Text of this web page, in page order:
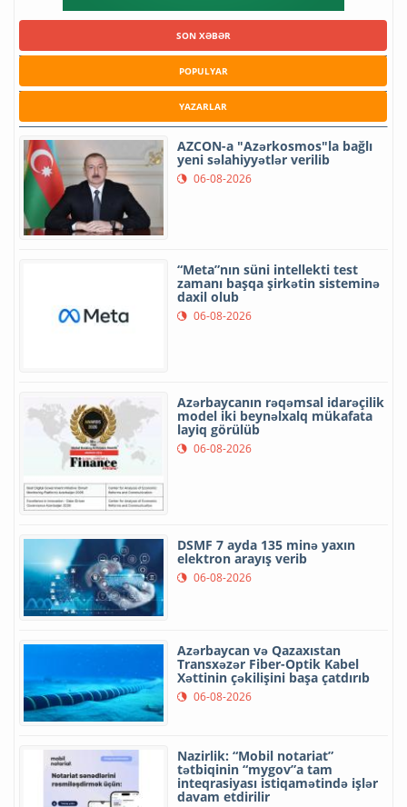
SON XƏBƏR
POPULYAR
YAZARLAR
AZCON-a "Azərkosmos"la bağlı
yeni səlahiyyətlər verilib
06-08-2026
“Meta”nın süni intellekti test
zamanı başqa şirkətin sisteminə
daxil olub
06-08-2026
Azərbaycanın rəqəmsal idarəçilik
model iki beynəlxalq mükafata
layiq görülüb
06-08-2026
DSMF 7 ayda 135 minə yaxın
elektron arayış verib
06-08-2026
Azərbaycan və Qazaxıstan
Transxəzər Fiber-Optik Kabel
Xəttinin çəkilişini başa çatdırıb
06-08-2026
Nazirlik: “Mobil notariat”
tətbiqinin “mygov”a tam
inteqrasiyası istiqamətində işlər
davam etdirilir